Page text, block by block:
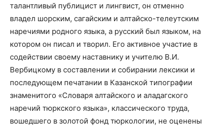
талантливый публицист и лингвист, он отменно
владел шорским, сагайским и алтайско-телеутским
наречиями родного языка, а русский был языком, на
котором он писал и творил. Его активное участие в
содействии своему наставнику и учителю В.И.
Вербицкому в составлении и собирании лексики и
последующем печатании в Казанской типографии
знаменитого «Словаря алтайского и аладагского
наречий тюркского языка», классического труда,
вошедшего в золотой фонд тюркологии, не оценены